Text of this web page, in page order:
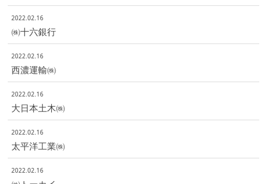
2022.02.16
㈱十六銀行
2022.02.16
西濃運輸㈱
2022.02.16
大日本土木㈱
2022.02.16
太平洋工業㈱
2022.02.16